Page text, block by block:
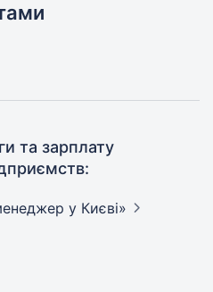
та зарплату
у Києві»